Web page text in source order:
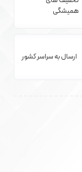
همیشگی
ارسال به سراسر کشور